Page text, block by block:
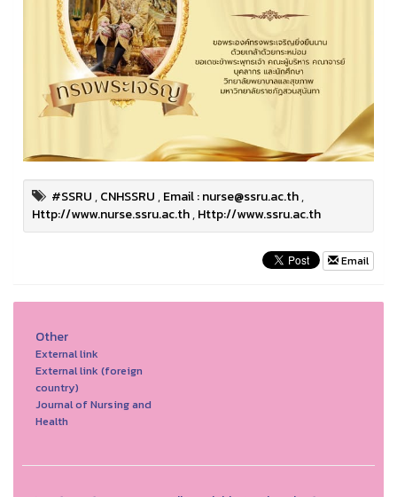
#SSRU,CNHSSRU,Email : nurse@ssru.ac.th,
Http://www.nurse.ssru.ac.th,Http://www.ssru.ac.th
Email
Other
External link
External link (foreign
country)
Journal of Nursing and
Health